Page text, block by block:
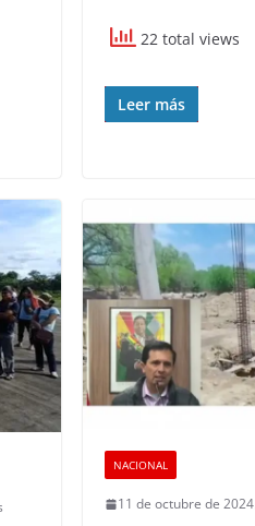
22 total views
Leer más
NACIONAL
11 de octubre de 2024